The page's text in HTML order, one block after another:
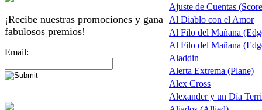
¡Recibe nuestras promociones y gana
fabulosos premios!
Email:
Ajuste de Cuentas
Al Diablo con el Amor
Al Filo del Mañana
Al Filo del Mañana
Aladdin
Alerta Extrema (Plane)
Alex Cross
Alexander y un Día